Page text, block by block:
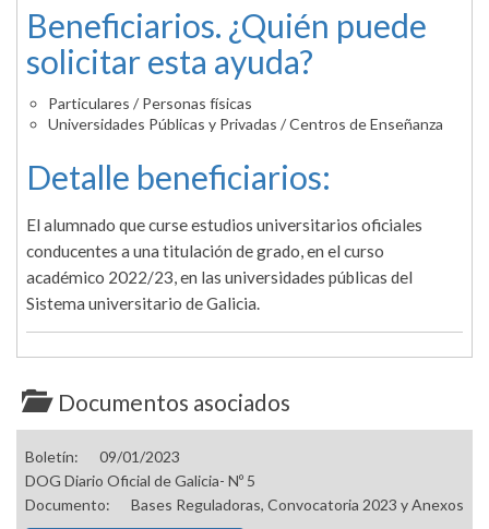
Beneficiarios. ¿Quién puede
solicitar esta ayuda?
Particulares / Personas físicas
Universidades Públicas y Privadas / Centros de Enseñanza
Detalle beneficiarios:
El alumnado que curse estudios universitarios oficiales
conducentes a una titulación de grado, en el curso
académico 2022/23, en las universidades públicas del
Sistema universitario de Galicia.
Documentos asociados
Boletín:
09/01/2023
DOG Diario Oficial de Galicia- Nº 5
Documento:
Bases Reguladoras, Convocatoria 2023 y Anexos